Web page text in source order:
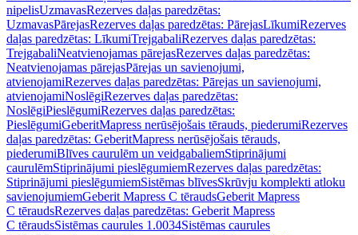
nipelisUzmavasRezerves daļas paredzētas:
UzmavasPārejasRezerves daļas paredzētas: PārejasLīkumiRezerves
daļas paredzētas: LīkumiTrejgabaliRezerves daļas paredzētas:
TrejgabaliNeatvienojamas pārejasRezerves daļas paredzētas:
Neatvienojamas pārejasPārejas un savienojumi,
atvienojamiRezerves daļas paredzētas: Pārejas un savienojumi,
atvienojamiNoslēgiRezerves daļas paredzētas:
NoslēgiPieslēgumiRezerves daļas paredzētas:
PieslēgumiGeberitMapress nerūsējošais tērauds, piederumiRezerves
daļas paredzētas: GeberitMapress nerūsējošais tērauds,
piederumiBlīves caurulēm un veidgabaliemStiprinājumi
caurulēmStiprinājumi pieslēgumiemRezerves daļas paredzētas:
Stiprinājumi pieslēgumiemSistēmas blīvesSkrūvju komplekti atloku
savienojumiemGeberit Mapress C tēraudsGeberit Mapress
C tēraudsRezerves daļas paredzētas: Geberit Mapress
C tēraudsSistēmas caurules 1.0034Sistēmas caurules